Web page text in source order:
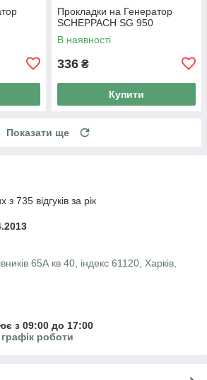
Прокладки на Генератор
SCHEPPACH SG 950
В наявності
336 ₴
Купити
Показати ще
735 відгуків за рік
65А кв 40, індекс 61120, Харків,
з 09:00 до 17:00
роботи